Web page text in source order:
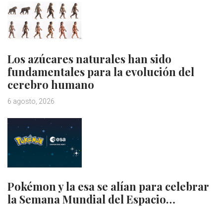
Los azúcares naturales han sido
fundamentales para la evolución del
cerebro humano
6 agosto, 2026
Pokémon y la esa se alían para celebrar
la Semana Mundial del Espacio…